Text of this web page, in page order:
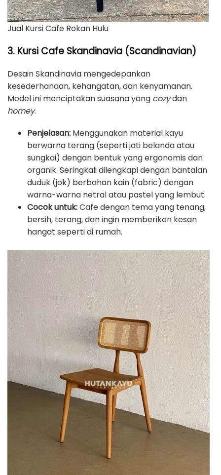
Jual Kursi Cafe Rokan Hulu
3. Kursi Cafe Skandinavia (Scandinavian)
Desain Skandinavia mengedepankan
kesederhanaan, kehangatan, dan kenyamanan.
Model ini menciptakan suasana yang cozydan
homey.
Penjelasan: Menggunakan material kayu
berwarna terang (seperti jati belanda atau
sungkai) dengan bentuk yang ergonomis dan
organik. Seringkali dilengkapi dengan bantalan
duduk (jok) berbahan kain (fabric) dengan
warna-warna netral atau pastel yang lembut.
Cocok untuk:Cafe dengan tema yang tenang,
bersih, terang, dan ingin memberikan kesan
hangat seperti di rumah.